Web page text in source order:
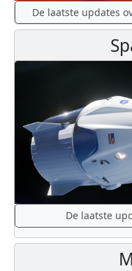
De laatste updates
De laatste